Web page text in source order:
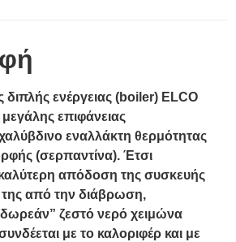
ενέργειας (boiler) ELCO
επιφάνειας
εναλλάκτη θερμότητας
(σερπαντίνα). Έτσι
καλύτερη απόδοση της συσκευής
της από την διάβρωση,
ζεστό νερό χειμώνα
με το καλοριφέρ και με